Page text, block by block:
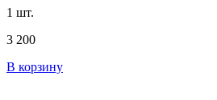
1 шт.
3 200
В корзину